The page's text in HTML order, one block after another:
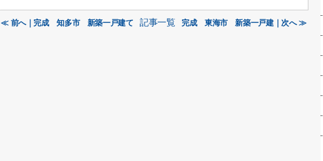
≪ 前へ｜完成 知多市 新築一戸建て 記事一覧 完成 東海市 新築一戸建｜次へ ≫